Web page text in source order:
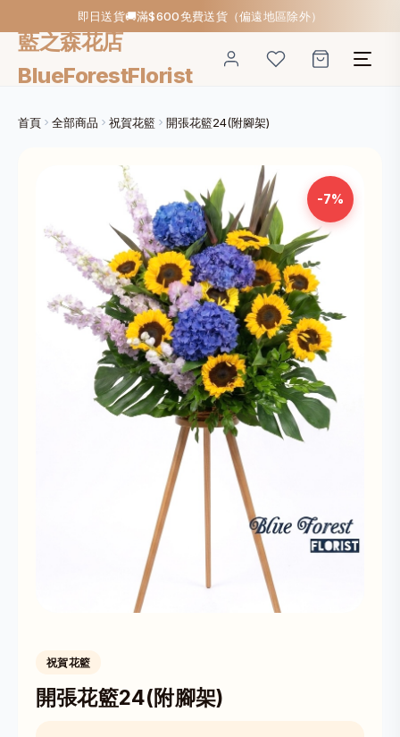
即日送貨🚚滿$600免費送貨（偏遠地區除外）
藍之森花店
BlueForestFlorist
首頁 全部商品 祝賀花籃 開張花籃24(附腳架)
-7%
祝賀花籃
開張花籃24(附腳架)